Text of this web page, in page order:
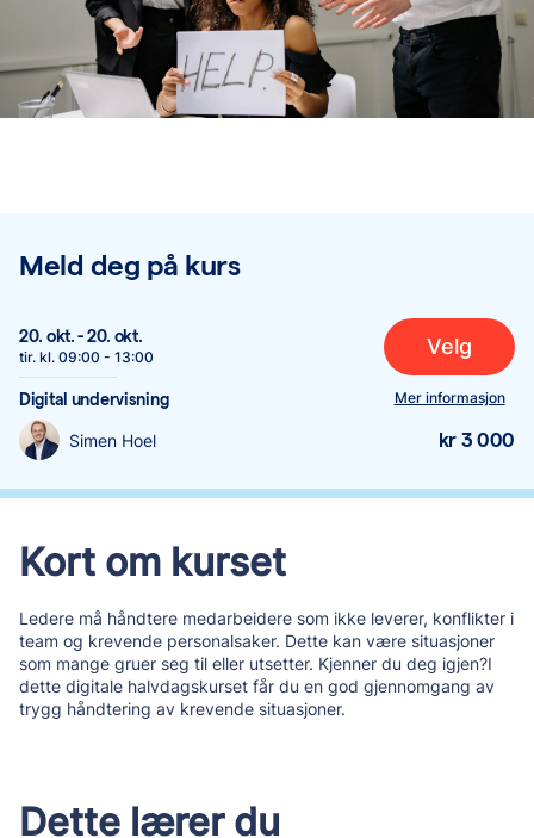
Kort om kurset
Ledere må håndtere medarbeidere som ikke leverer, konflikter i
team og krevende personalsaker. Dette kan være situasjoner
som mange gruer seg til eller utsetter. Kjenner du deg igjen?I
dette digitale halvdagskurset får du en god gjennomgang av
trygg håndtering av krevende situasjoner.
Dette lærer du
Meld deg på kurs
20. okt.-20. okt.
tir. kl. 09:00 - 13:00
Digital undervisning
Velg
Mer informasjon
Simen Hoel kr 3 000